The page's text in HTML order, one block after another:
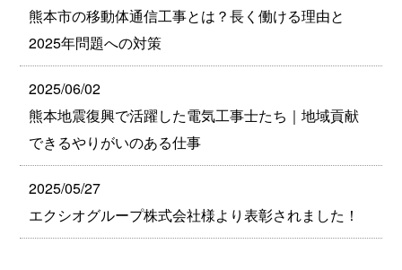
熊本市の移動体通信工事とは？長く働ける理由と
2025年問題への対策
2025/06/02
熊本地震復興で活躍した電気工事士たち｜地域貢献
できるやりがいのある仕事
2025/05/27
エクシオグループ株式会社様より表彰されました！